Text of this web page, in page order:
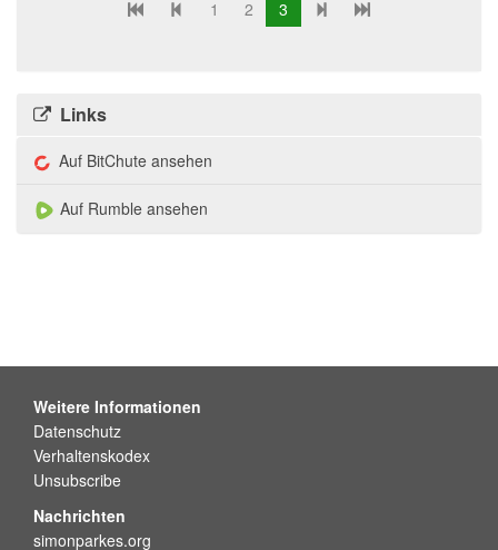
1 2 3
Links
Auf BitChute ansehen
Auf Rumble ansehen
Weitere Informationen
Datenschutz
Verhaltenskodex
Unsubscribe
Nachrichten
simonparkes.org